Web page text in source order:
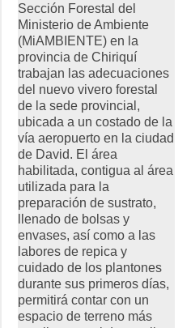
Sección Forestal del
Ministerio de Ambiente
(MiAMBIENTE) en la
provincia de Chiriquí
trabajan las adecuaciones
del nuevo vivero forestal
de la sede provincial,
ubicada a un costado de la
vía aeropuerto en la ciudad
de David. El área
habilitada, contigua al área
utilizada para la
preparación de sustrato,
llenado de bolsas y
envases, así como a las
labores de repica y
cuidado de los plantones
durante sus primeros días,
permitirá contar con un
espacio de terreno más